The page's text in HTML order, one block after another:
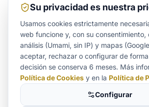
consultarcuándo es obligatorio
mediación familiarantes de
procedimiento.
La custodia compartida es hoy
referencia, pero su concesión
cómo se acrediten y se
circunstancias de su familia.
Su privacidad es nuestra
Usamos cookies estrictamente
web funcione y, con su consentimiento,
análisis (Umami, sin IP) y mapas
aceptar, rechazar o configurar de
decisión se conserva 6 meses. Más
Política de Cookies y en la Política de
Configurar